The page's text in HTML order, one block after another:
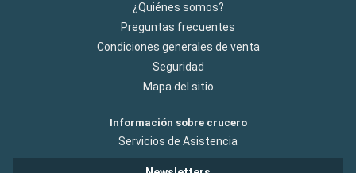
¿Quiénes somos?
Preguntas frecuentes
Condiciones generales de venta
Seguridad
Mapa del sitio
Información sobre crucero
Servicios de Asistencia